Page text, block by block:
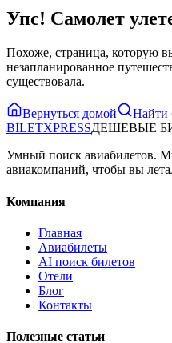
Упс! Самолет
Похоже, страница, которую
незапланированное
существовала.
Вернуться домой
Найти
BILETXPRESSДЕШЕВЫЕ
Умный поиск авиабилетов.
авиакомпаний, чтобы вы
Компания
Главная
Авиабилеты
AI поиск билетов
Отели
Блог
Контакты
Полезные статьи